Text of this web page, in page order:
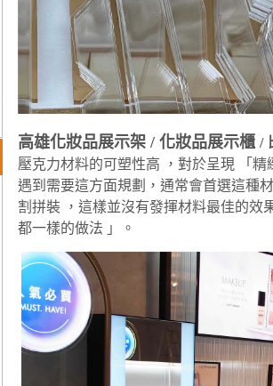
專櫃設計
專櫃設計
高雄化妝品展示架 / 化妝品展示櫃 /
壓克力材料的可塑性高 ，對於呈現 「
遇到需要這方面規劃，通常會首選這種
割拼裝 ，這樣並沒有發揮材料最佳的效
都一樣的做法 」。